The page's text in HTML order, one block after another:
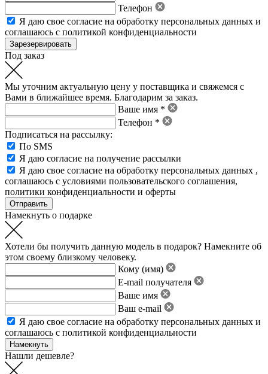
Телефон
Я даю свое согласие на обработку персональных данных и
соглашаюсь с политикой конфиденциальности
Под заказ
Мы уточним актуальную цену у поставщика и свяжемся с
Вами в ближайшее время. Благодарим за заказ.
Ваше имя *
Телефон *
Подписаться на рассылку:
По SMS
Я даю согласие на получение рассылки
Я даю свое согласие на обработку персональных данных ,
соглашаюсь с условиями пользовательского соглашения,
политики конфиденциальности и оферты
Намекнуть о подарке
Хотели бы получить данную модель в подарок? Намекните об
этом своему близкому человеку.
Кому (имя)
E-mail получателя
Ваше имя
Ваш e-mail
Я даю свое согласие на обработку персональных данных и
соглашаюсь с политикой конфиденциальности
Нашли дешевле?